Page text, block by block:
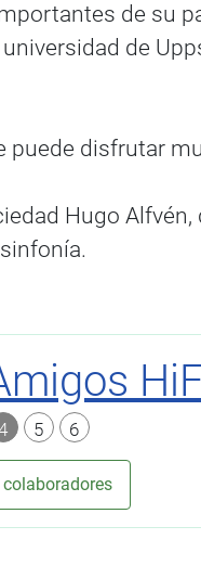
de su
de
disfrutar
Hugo
5 6